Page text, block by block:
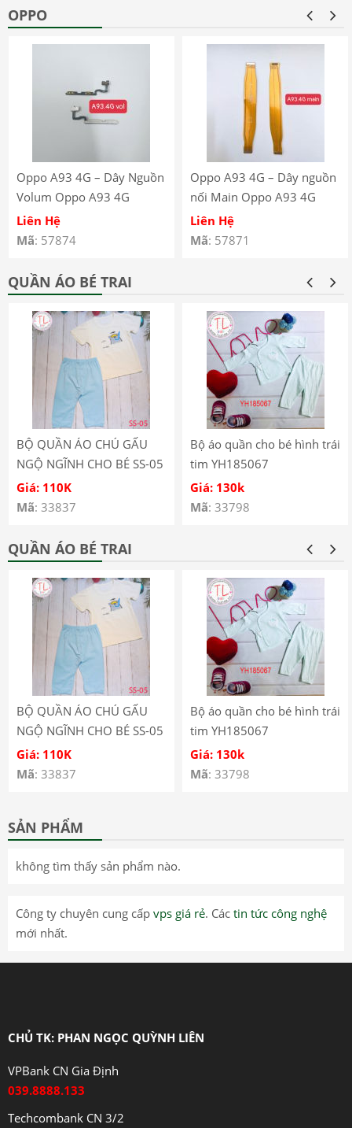
OPPO
Oppo A93 4G – Dây Nguồn
Volum Oppo A93 4G
CPH2121 CPH2123
Liên Hệ
Mã: 57874
Oppo A93 4G – Dây nguồn
nối Main Oppo A93 4G
CPH2121 CPH2123
Liên Hệ
Mã: 57871
QUẦN ÁO BÉ TRAI
BỘ QUẦN ÁO CHÚ GẤU
NGỘ NGĨNH CHO BÉ SS-05
Giá: 110K
Mã: 33837
Bộ áo quần cho bé hình trái
tim YH185067
Giá: 130k
Mã: 33798
QUẦN ÁO BÉ TRAI
BỘ QUẦN ÁO CHÚ GẤU
NGỘ NGĨNH CHO BÉ SS-05
Giá: 110K
Mã: 33837
Bộ áo quần cho bé hình trái
tim YH185067
Giá: 130k
Mã: 33798
SẢN PHẨM
không tìm thấy sản phẩm nào.
Công ty chuyên cung cấp vps giá rẻ. Các tin tức công nghệ
mới nhất.
CHỦ TK: PHAN NGỌC QUỲNH LIÊN
VPBank CN Gia Định
039.8888.133
Techcombank CN 3/2